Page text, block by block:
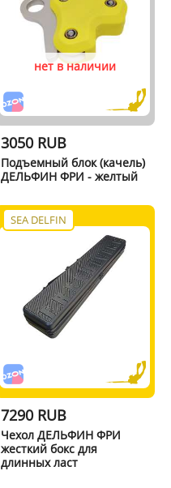
нет в наличии
3050 RUB
Подъемный блок (качель)
ДЕЛЬФИН ФРИ - желтый
SEA DELFIN
7290 RUB
Чехол ДЕЛЬФИН ФРИ
жесткий бокс для
длинных ласт